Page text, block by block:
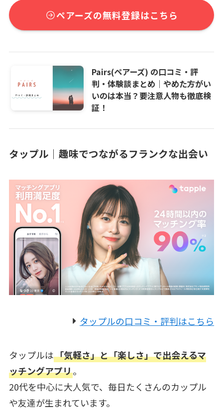
ペアーズの無料登録はこちら
Pairs(ペアーズ) の口コミ・評
判・体験談まとめ｜やめた方がい
いのは本当？要注意人物も徹底検
証！
タップル｜趣味でつながるフランクな出会い
タップルの口コミ・評判はこちら
タップルは「気軽さ」と「楽しさ」で出会えるマ
ッチングアプリ。
20代を中心に大人気で、毎日たくさんのカップル
や友達が生まれています。